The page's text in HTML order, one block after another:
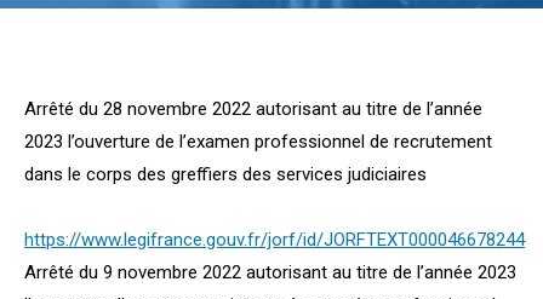
Arrêté du 28 novembre 2022 autorisant au titre de l’année
2023 l’ouverture de l’examen professionnel de recrutement
dans le corps des greffiers des services judiciaires
https://www.legifrance.gouv.fr/jorf/id/JORFTEXT000046678244
Arrêté du 9 novembre 2022 autorisant au titre de l’année 2023